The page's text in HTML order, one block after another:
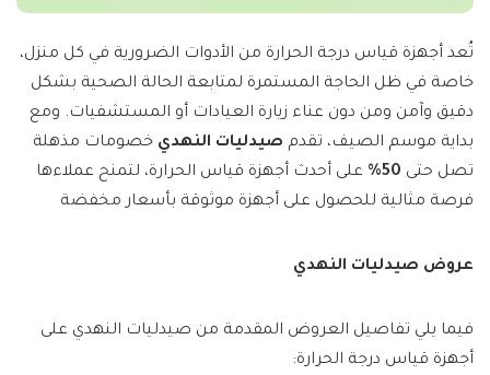
تُعد أجهزة قياس درجة الحرارة من الأدوات الضرورية في كل منزل،
خاصة في ظل الحاجة المستمرة لمتابعة الحالة الصحية بشكل
دقيق وآمن ومن دون عناء زيارة العيادات أو المستشفيات. ومع
بداية موسم الصيف، تقدم صيدليات النهدي خصومات مذهلة
تصل حتى 50%
على أحدث أجهزة قياس الحرارة، لتمنح عملاءها
فرصة مثالية للحصول على أجهزة موثوقة بأسعار مخفضة
عروض صيدليات النهدي
فيما يلي تفاصيل العروض المقدمة من صيدليات النهدي على
أجهزة قياس درجة الحرارة: